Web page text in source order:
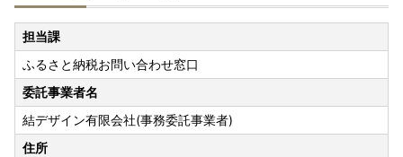
★返礼品について
・お受け取り日指定はできません。
・長期ご不在でお受取不可の期間がございましたら、必ず備
考欄に「不在:○○」とご記入ください。
・返礼品送付先ご住所の誤り等のお申込内容不備や、受取人
様のご都合により返礼品がお届けできない場合、再送はいた
しません。また寄附金の返金もいたしかねます。
・手配状況次第では返礼品送付先ご住所の変更ができない場
担当課
ふるさと納税お問い合わせ窓口
委託事業者名
結デザイン有限会社(事務委託事業者)
住所